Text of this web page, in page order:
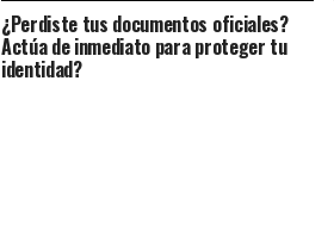
¿Perdiste tus documentos oficiales?
Actúa de inmediato para proteger tu
identidad?